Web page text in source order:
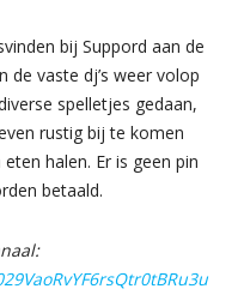
bij Suppord aan de
de vaste dj’s weer volop
spelletjes gedaan,
rustig bij te komen
halen. Er is geen pin
betaald.